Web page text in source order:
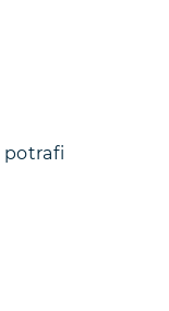
potrafi